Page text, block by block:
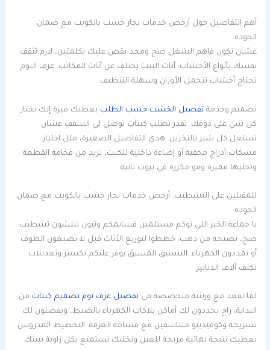
أهم التفاصيل حول أرخص خدمات نجار خشب بالكويت مع ضمان
الجودة
عشان تكون فاهم الشغل صح ومحد يقص عليك بكلمتين، لازم تثقف
نفسك بأنواع الأخشاب. أثاث البيت يختلف عن أثاث المكاتب. غرف النوم
تحتاج أخشاب تتحمل الأوزان وسهلة التنظيف.
تصميم وخدمة تفصيل الخشب حسب الطلب يعطيك ميزة إنك تختار
كل شي على ذوقك. تقدر تطلب كبتات توصل لي السقف عشان
تستغل كل شبر بالتخزين. هذي التفاصيل الصغيرة، مثل اختيار
مسكات أدراج مخفية أو إضاءة داخلية للكبت، تزيد من فخامة القطعة
وتخليها مميزة ومو مكررة في بيوت ثانية.
للمقبلين على التشطيب: أرخص خدمات نجار خشب بالكويت مع ضمان
الجودة
يا جماعة الخير اللي توكم مستلمين قسايمكم وتبون تبلشون تشطيب
صح، نصيحة من ذهب: خططوا لتوزيع الأثاث قبل لا تصبغون الطوف
أو تمددون الكهرباء. التنسيق المسبق يوفر عليكم تكسير وتعديلات
تكلف آلاف الدنانير.
لما تقعد مع ورشة متخصصة في تفصيل غرف نوم تصميم كبتات من
البداية، راح يحددون لك أماكن بلاكات الكهرباء بالضبط، ويفصلون لك
تسريحة وكوميدينو متناسقين مع مساحة الغرفة. التخطيط المدروس
يعطيك نتيجة نهائية مريحة للعين وتخليك تستمتع بكل زاوية ببيتك